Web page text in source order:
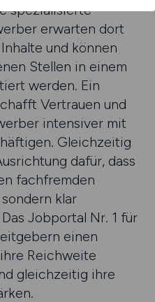
spezialisierte
erwarten dort
und können
Stellen in einem
werden. Ein
Vertrauen und
intensiver mit
Gleichzeitig
dafür, dass
fachfremden
klar
Jobportal Nr. 1 für
einen
Reichweite
gleichzeitig ihre